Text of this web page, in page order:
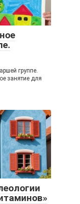
группе.
занятие для